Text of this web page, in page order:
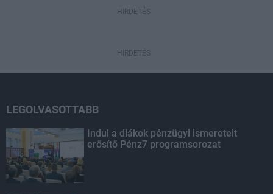
HIRDETÉS
HIRDETÉS
LEGOLVASOTTABB
Indul a diákok pénzügyi ismereteit
erősítő Pénz7 programsorozat